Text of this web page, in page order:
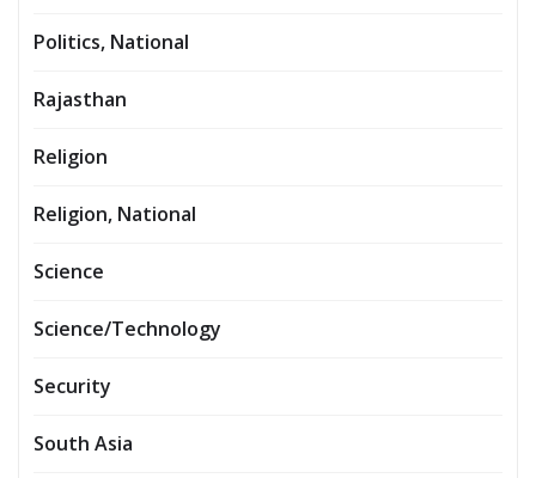
Politics, National
Rajasthan
Religion
Religion, National
Science
Science/Technology
Security
South Asia